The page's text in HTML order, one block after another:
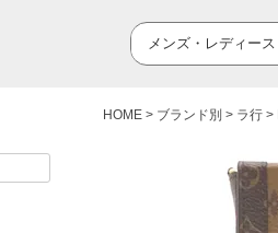
HOME ブランド別 ラ行